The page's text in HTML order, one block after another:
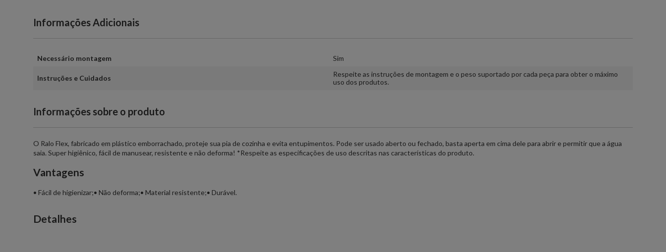
Informações Adicionais
Necessário montagem Sim
Instruções e Cuidados
Respeite as instruções de montagem e o peso suportado por cada peça para obter o máximo
uso dos produtos.
Informações sobre o produto
O Ralo Flex, fabricado em plástico emborrachado, proteje sua pia de cozinha e evita entupimentos. Pode ser usado aberto ou fechado, basta aperta em cima dele para abrir e permitir que a água
saia. Super higiênico, fácil de manusear, resistente e não deforma! *Respeite as especificações de uso descritas nas características do produto.
Vantagens
• Fácil de higienizar;• Não deforma;• Material resistente;• Durável.
Detalhes